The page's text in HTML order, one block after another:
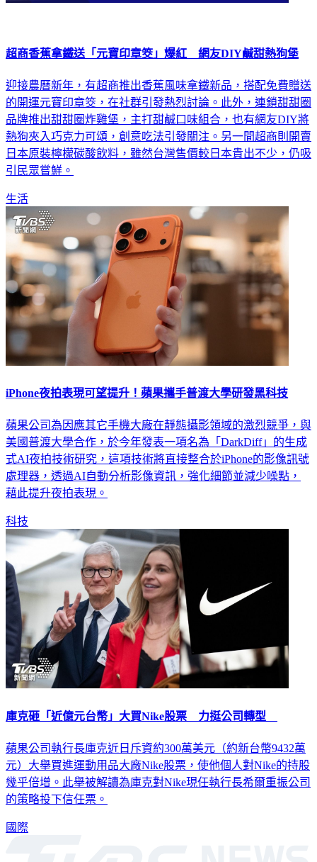
超商香蕉拿鐵送「元寶印章筊」爆紅 網友DIY鹹甜熱狗堡
迎接農曆新年，有超商推出香蕉風味拿鐵新品，搭配免費贈送
的開運元寶印章筊，在社群引發熱烈討論。此外，連鎖甜甜圈
品牌推出甜甜圈炸雞堡，主打甜鹹口味組合，也有網友DIY將
熱狗夾入巧克力可頌，創意吃法引發關注。另一間超商則開賣
日本原裝檸檬碳酸飲料，雖然台灣售價較日本貴出不少，仍吸
引民眾嘗鮮。
生活
iPhone夜拍表現可望提升！蘋果攜手普渡大學研發黑科技
蘋果公司為因應其它手機大廠在靜態攝影領域的激烈競爭，與
美國普渡大學合作，於今年發表一項名為「DarkDiff」的生成
式AI夜拍技術研究，這項技術將直接整合於iPhone的影像訊號
處理器，透過AI自動分析影像資訊，強化細節並減少噪點，
藉此提升夜拍表現。
科技
庫克砸「近億元台幣」大買Nike股票 力挺公司轉型
蘋果公司執行長庫克近日斥資約300萬美元（約新台幣9432萬
元）大舉買進運動用品大廠Nike股票，使他個人對Nike的持股
幾乎倍增。此舉被解讀為庫克對Nike現任執行長希爾重振公司
的策略投下信任票。
國際